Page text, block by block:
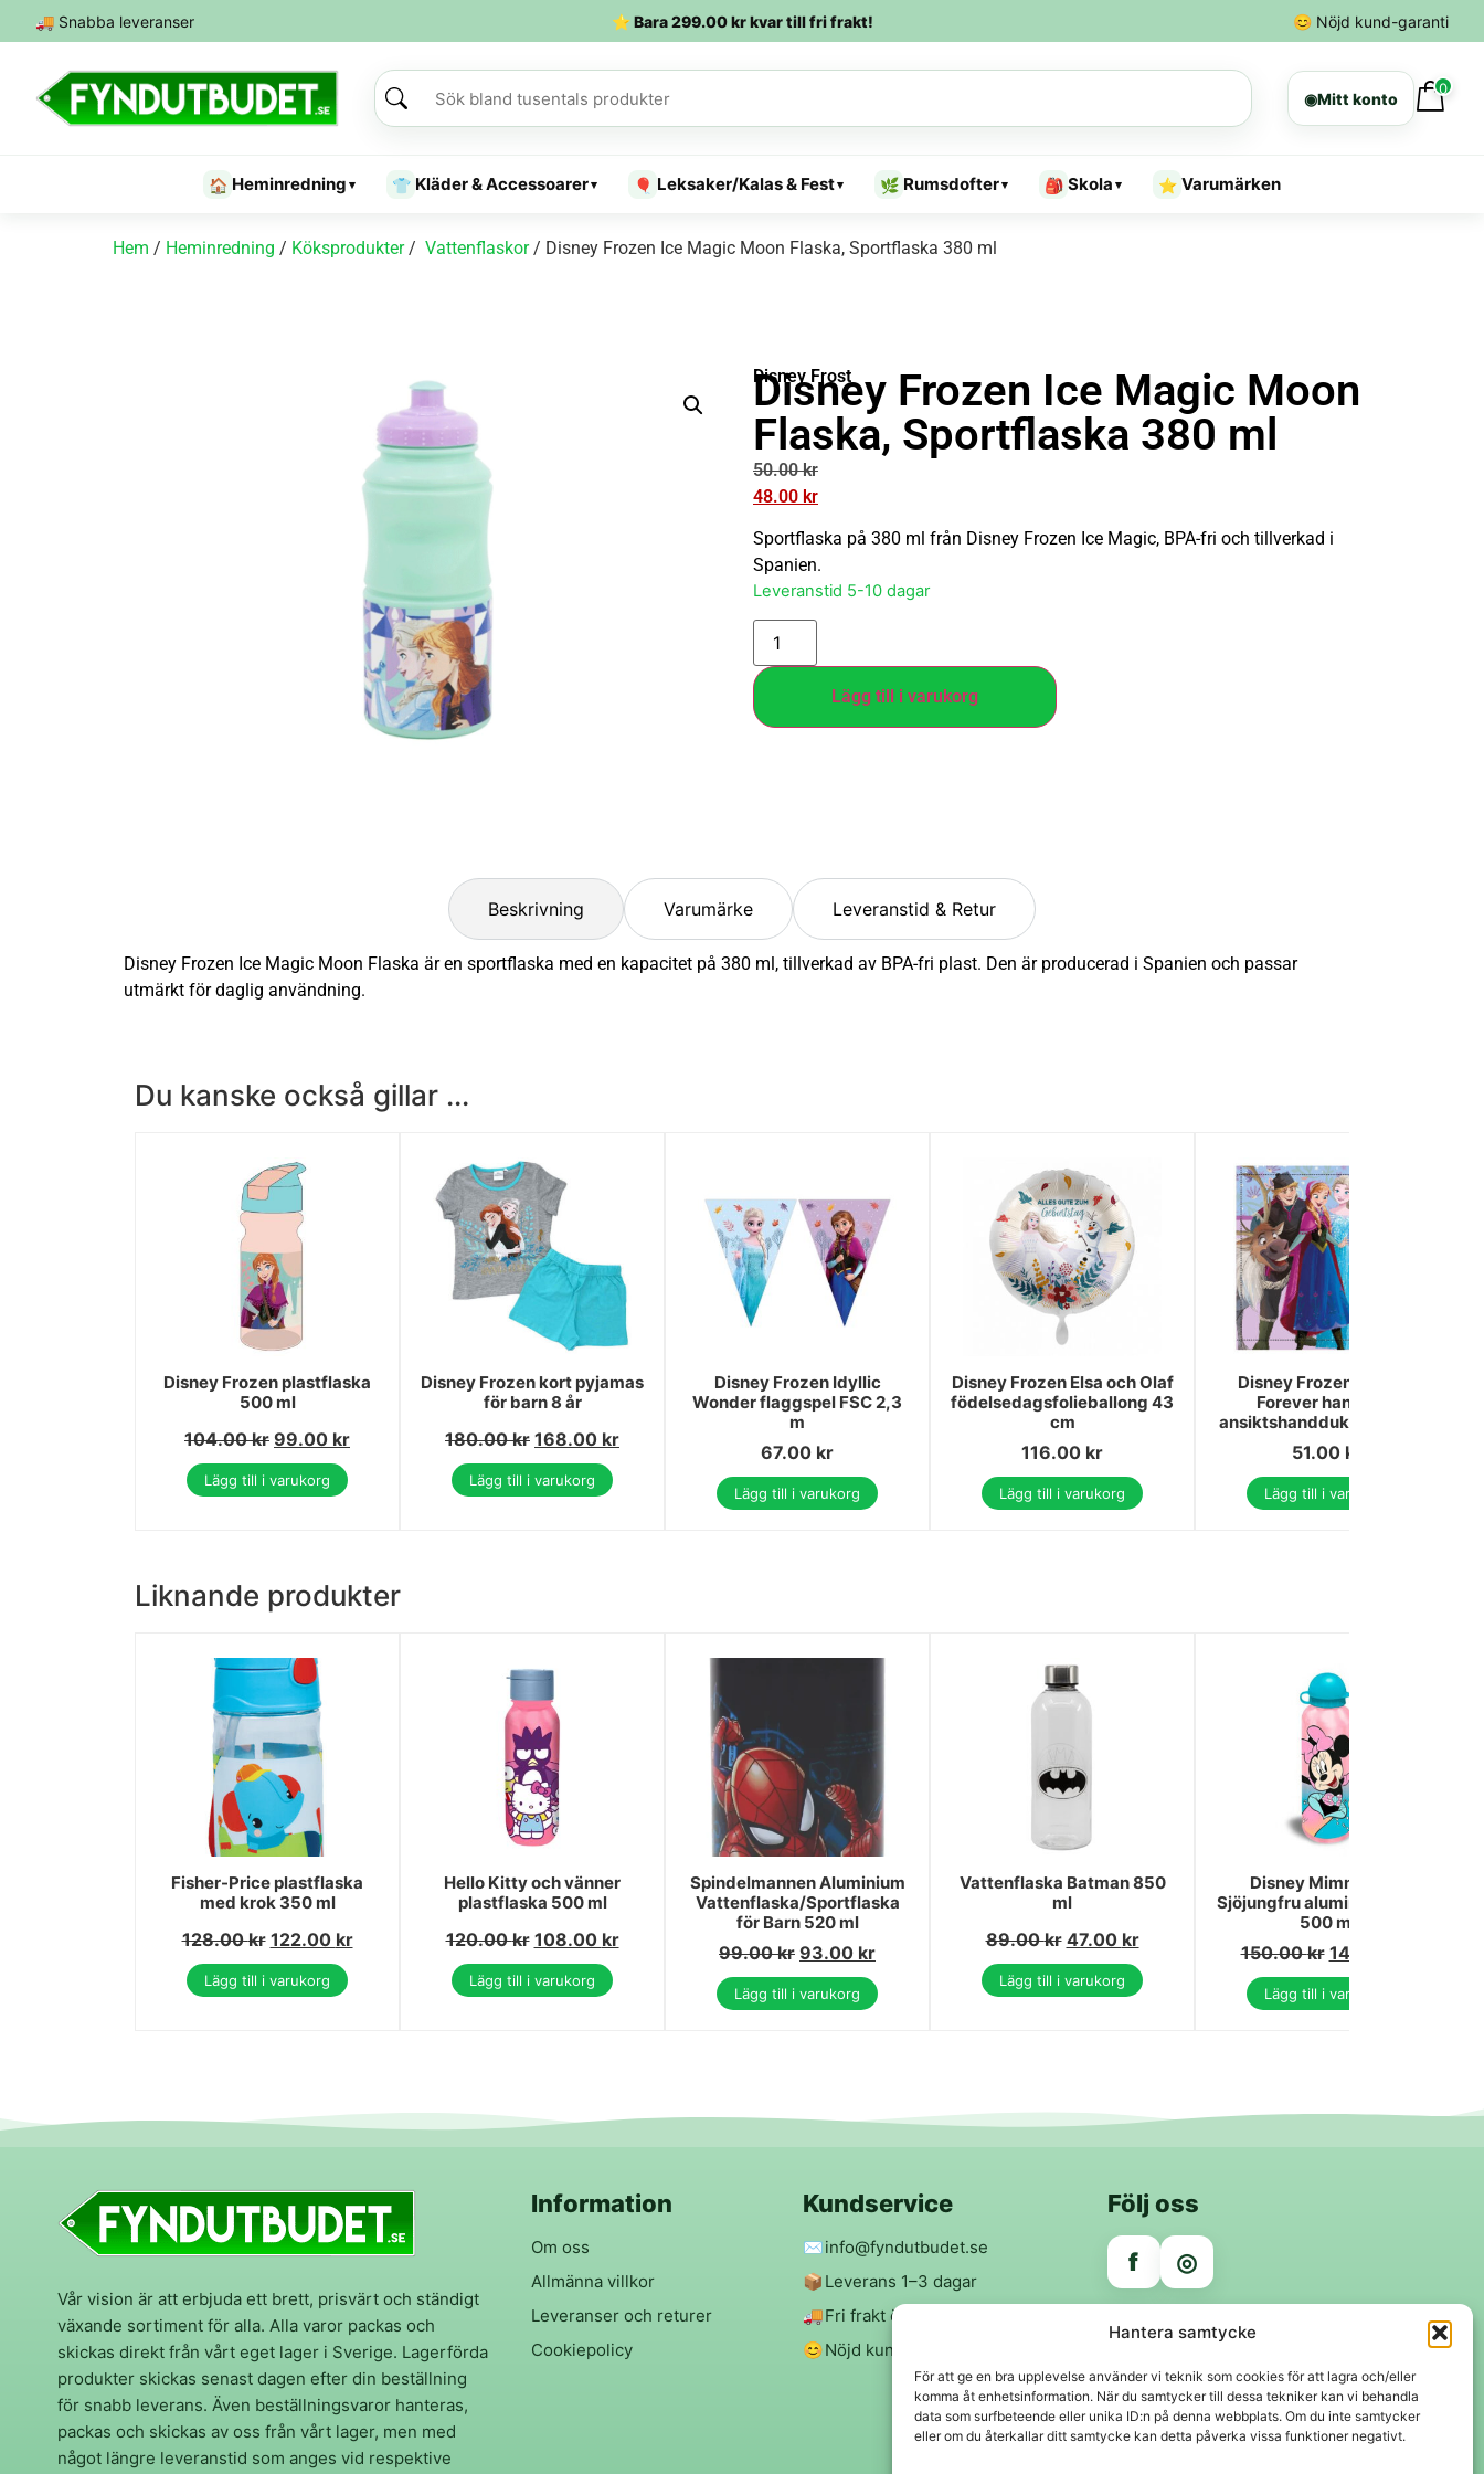
Hantera samtycke
För att ge en bra upplevelse använder vi teknik som cookies för att lagra och/eller
komma åt enhetsinformation. När du samtycker till dessa tekniker kan vi behandla
data som surfbeteende eller unika ID:n på denna webbplats. Om du inte samtycker
eller om du återkallar ditt samtycke kan detta påverka vissa funktioner negativt.
🚚 Snabba leveranser ⭐ Bara299.00krkvar till fri frakt! 😊 Nöjd kund-garanti
◉Mitt konto
0
🏠 Heminredning ▾ 👕 Kläder & Accessoarer▾ 🎈 Leksaker/Kalas & Fest▾ 🌿 Rumsdofter▾ 🎒 Skola ▾ ⭐ Varumärken
Hem / Heminredning / Köksprodukter/ Vattenflaskor/ Disney Frozen Ice Magic Moon Flaska, Sportflaska 380 ml
Disney Frost
Disney Frozen Ice Magic Moon
Flaska, Sportflaska 380 ml
50.00kr
48.00 kr
Sportflaska på 380 ml från Disney Frozen Ice Magic, BPA-fri och tillverkad i
Spanien.
Leveranstid 5-10 dagar
Lägg till i varukorg
Beskrivning Varumärke Leveranstid & Retur
Disney Frozen Ice Magic Moon Flaska är en sportflaska med en kapacitet på 380 ml, tillverkad av BPA-fri plast. Den är producerad i Spanien och passar
utmärkt för daglig användning.
Du kanske också gillar ...
Disney Frozen plastflaska
500 ml
104.00kr 99.00 kr
Lägg till i varukorg
Disney Frozen kort pyjamas
för barn 8 år
180.00kr 168.00 kr
Lägg till i varukorg
Disney Frozen Idyllic
Wonder flaggspel FSC 2,3
m
67.00 kr
Lägg till i varukorg
Disney Frozen Elsa och Olaf
födelsedagsfolieballong 43
cm
116.00 kr
Lägg till i varukorg
Disney Frozen Friends
Forever handduk,
ansiktshandduk 30x30 cm
51.00 kr
Lägg till i varukorg
Liknande produkter
Fisher-Price plastflaska
med krok 350 ml
128.00kr 122.00 kr
Lägg till i varukorg
Hello Kitty och vänner
plastflaska 500 ml
120.00kr 108.00 kr
Lägg till i varukorg
Spindelmannen Aluminium
Vattenflaska/Sportflaska
för Barn 520 ml
99.00kr 93.00 kr
Lägg till i varukorg
Vattenflaska Batman 850
ml
89.00kr 47.00 kr
Lägg till i varukorg
Disney Mimmi Pigg
Sjöjungfru aluminiumflaska
500 ml
150.00kr 143.00
Lägg till i varukorg
Vår vision är att erbjuda ett brett, prisvärt och ständigt
växande sortiment för alla. Alla varor packas och
skickas direkt från vårt eget lager i Sverige. Lagerförda
produkter skickas senast dagen efter din beställning
för snabb leverans. Även beställningsvaror hanteras,
packas och skickas av oss från vårt lager, men med
något längre leveranstid som anges vid respektive
Information
Om oss
Allmänna villkor
Leveranser och returer
Cookiepolicy
Kundservice
✉️info@fyndutbudet.se
📦 Leverans 1–3 dagar
🚚Fri frakt över 299 kr
😊Nöjd kund-garanti
Följ oss
f ◎
Trygga betalningar
Klarna VISA Mastercard Swish